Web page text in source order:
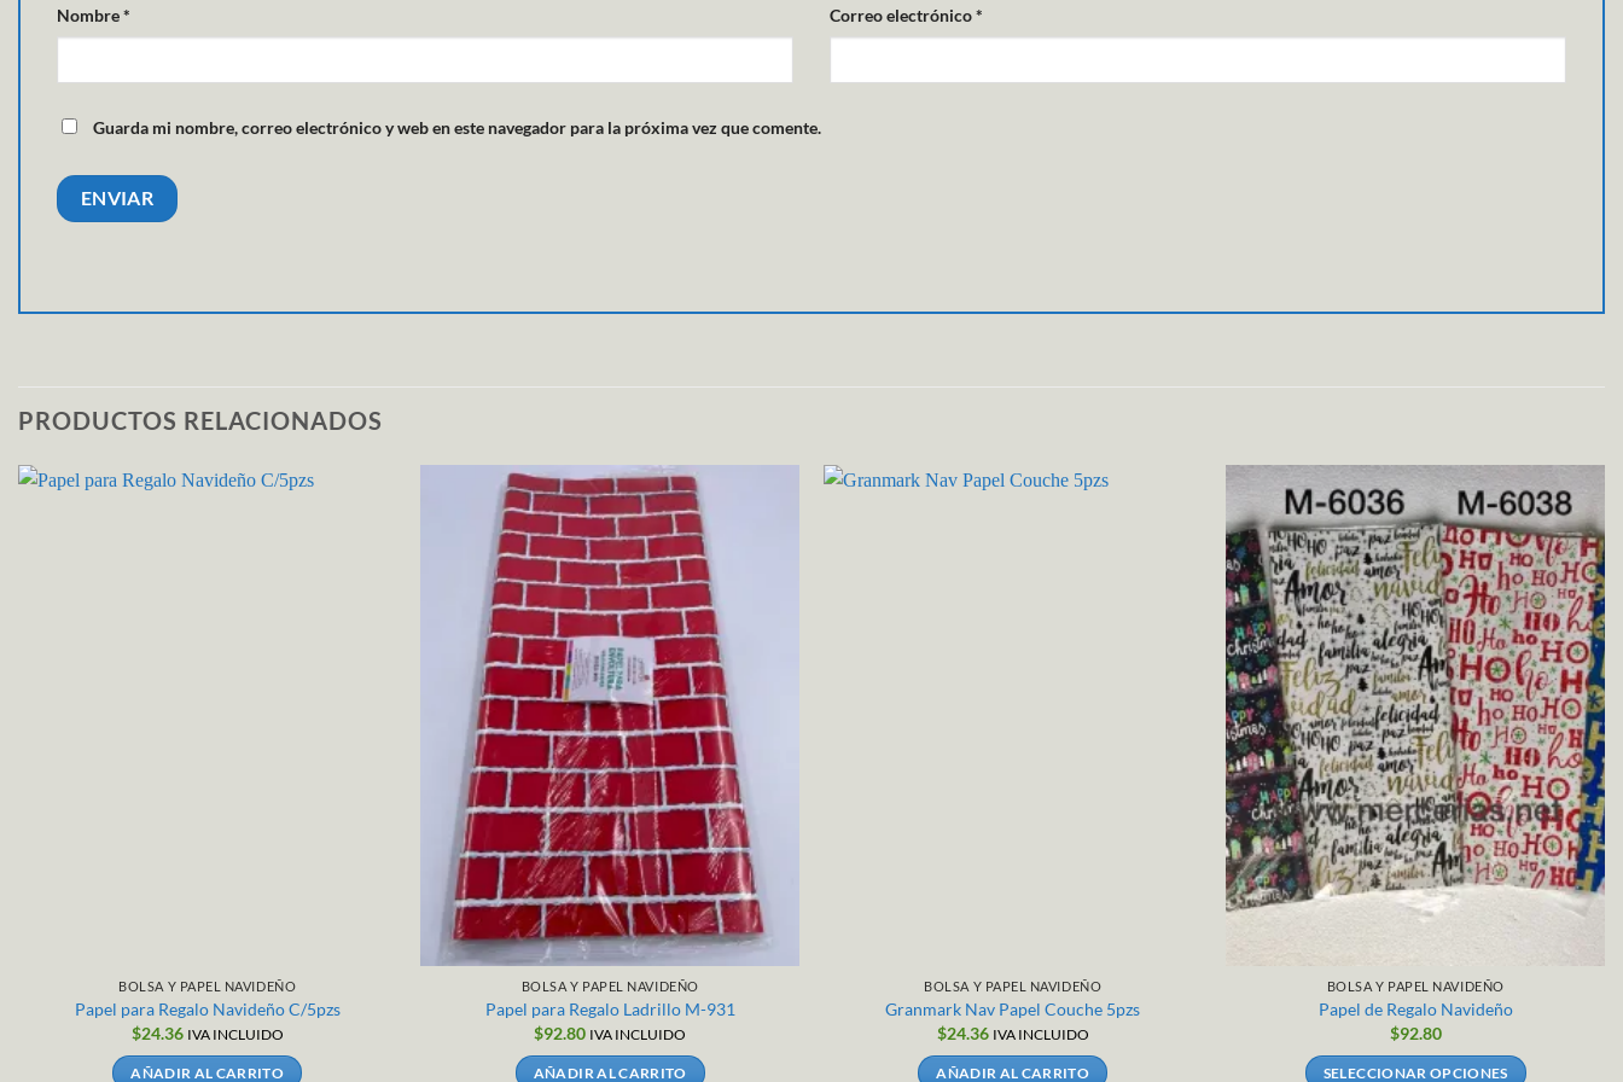
Nombre* Correo electrónico*
Guarda mi nombre, correo electrónico y web en este navegador para la próxima vez que comente.
PRODUCTOS RELACIONADOS
BOLSA Y PAPEL NAVIDEÑO
Papel para Regalo Navideño C/5pzs
$24.36 IVA INCLUIDO
AÑADIR AL CARRITO
BOLSA Y PAPEL NAVIDEÑO
Papel para Regalo Ladrillo M-931
$92.80 IVA INCLUIDO
AÑADIR AL CARRITO
BOLSA Y PAPEL NAVIDEÑO
Granmark Nav Papel Couche 5pzs
$24.36 IVA INCLUIDO
AÑADIR AL CARRITO
BOLSA Y PAPEL NAVIDEÑO
Papel de Regalo Navideño
$92.80
SELECCIONAR OPCIONES